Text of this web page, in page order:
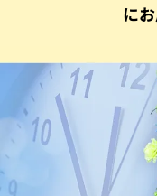
に